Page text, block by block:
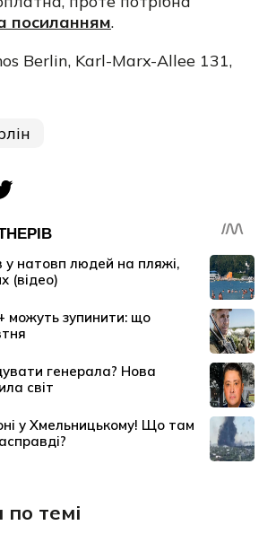
посиланням.
Berlin, Karl-Marx-Allee 131,
темі